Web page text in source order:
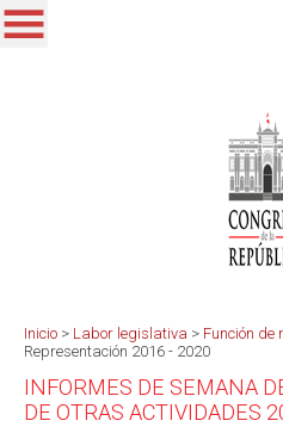
Inicio > Labor legislativa > Función de
Representación 2016 - 2020
INFORMES DE SEMANA
DE OTRAS ACTIVIDADES